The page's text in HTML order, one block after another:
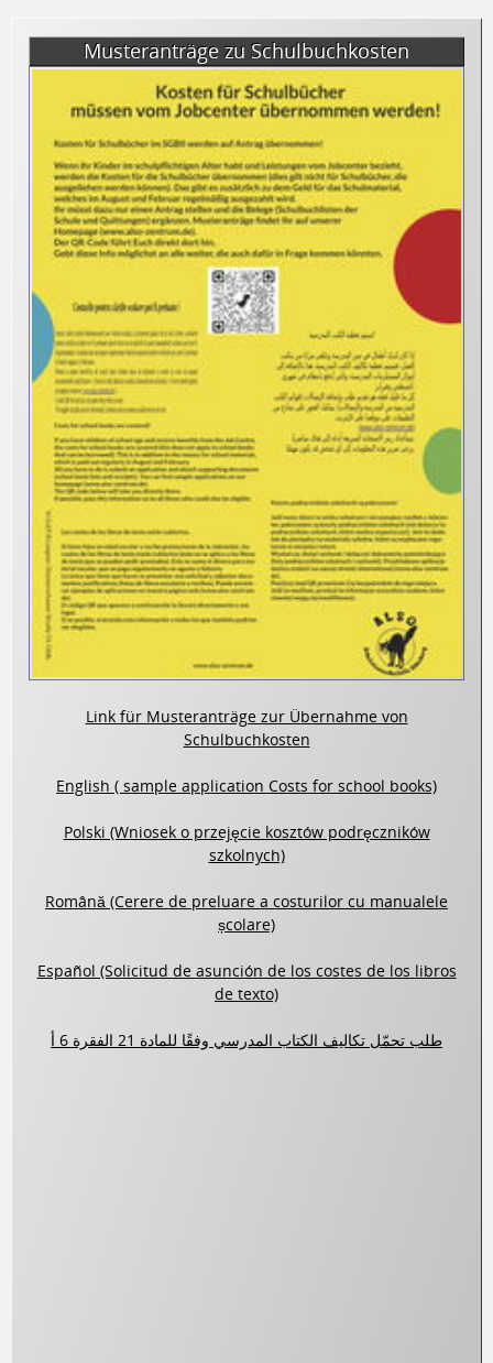
Musteranträge zu Schulbuchkosten
Link für Musteranträge zur Übernahme von
Schulbuchkosten
English ( sample application Costs for school books)
Polski (Wniosek o przejęcie kosztów podręczników
szkolnych)
Română (Cerere de preluare a costurilor cu manualele
școlare)
Español (Solicitud de asunción de los costes de los libros
de texto)
طلب تحمّل تكاليف الكتاب المدرسي وفقًا للمادة 21 الفقرة 6 أ